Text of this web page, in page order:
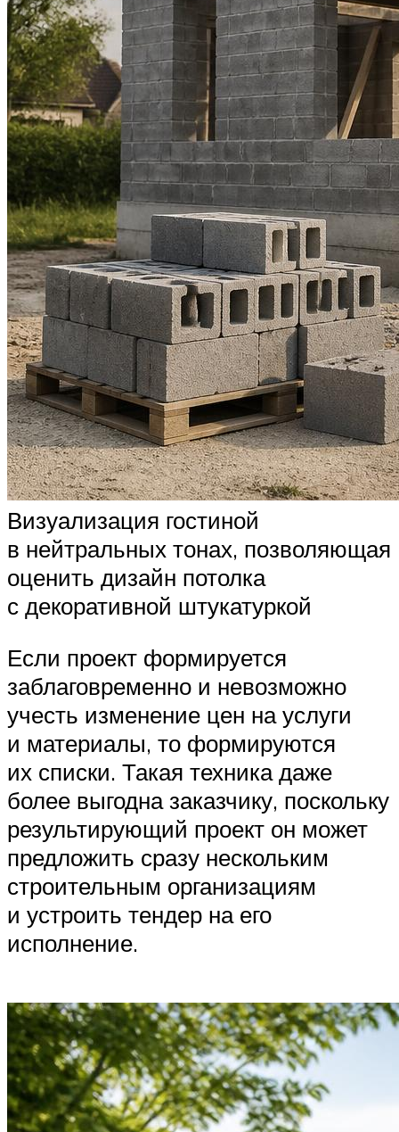
Визуализация гостиной
в нейтральных тонах, позволяющая
оценить дизайн потолка
с декоративной штукатуркой
Если проект формируется
заблаговременно и невозможно
учесть изменение цен на услуги
и материалы, то формируются
их списки. Такая техника даже
более выгодна заказчику, поскольку
результирующий проект он может
предложить сразу нескольким
строительным организациям
и устроить тендер на его
исполнение.